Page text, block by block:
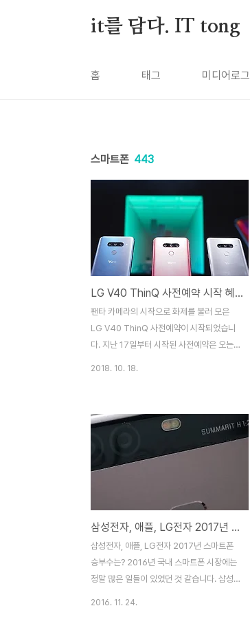
it를 담다. IT tong
홈 태그 미디어로그
스마트폰 443
LG V40 ThinQ 사전예약 시작 혜택 둘러보기
팬타 카메라의 시작으로 화제를 불러 모은
LG V40 ThinQ 사전예약이 시작되었습니
다. 지난 17일부터 시작된 사전예약은 오는
사전예약에 참여하면 풍성한 혜택이 주어진
다고 해서 확인해 보았습니다. 통신사 상관
없이 사전예약에 참여 구매했다면 휴대폰 액
가능해 시간이 지나도 새 폰 느낌 그대로 LG
V40 ThinQ 을 사용 할 수 있는 특별한 혜택
이 주어집니다. 스마트폰을 사용하는 분들이
라면 공감하시겠지만, 시간이 지남에 따라 케
이스나 액정에 문..
2018. 10. 18.
삼성전자, 애플, LG전자 2017년 스마트폰 승부수는?
삼성전자, 애플, LG전자 2017년 스마트폰
승부수는? 2016년 국내 스마트폰 시장에는
정말 많은 일들이 있었던 것 같습니다. 삼성
2016. 11. 24.